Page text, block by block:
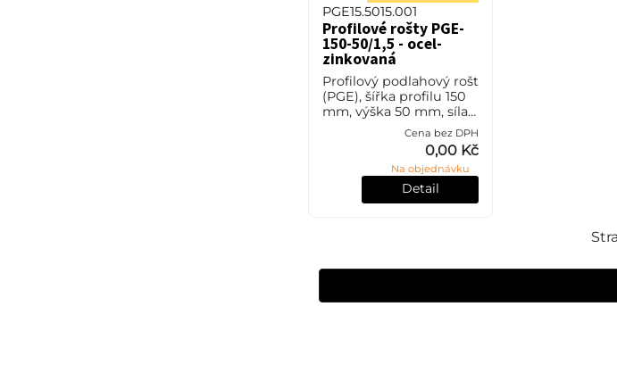
PGE15.5015.001
Profilové rošty PGE-
150-50/1,5 - ocel-
zinkovaná
Profilový podlahový rošt
(PGE), šířka profilu 150
mm, výška 50 mm, síla
1,5 mm, ocel S235JR
(ST37.2 nebo také ČSN
11373) v povrchové
úpravě žárovým zi
Cena bez DPH
0,00 Kč
Na objednávku
Detail